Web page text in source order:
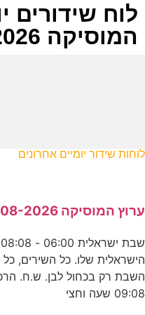
לוח שידורים
המוסיקה 15-06-2026
לוחות שידור יומיים אחרונים
ערוץ המוסיקה 08-08-2026
הישראלית שלו. כל השירים,
09:08 שעה וחצי